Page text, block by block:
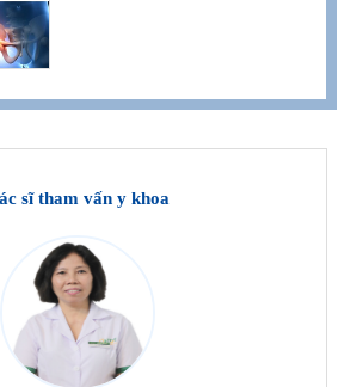
sĩ tham vấn y khoa